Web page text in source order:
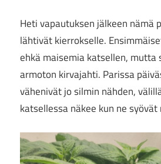
Heti vapautuksen jälkeen nämä
lähtivät kierrokselle.
ehkä maisemia katsellen, mutta
armoton kirvajahti. Parissa
vähenivät jo silmin nähden,
katsellessa näkee kun ne syövät